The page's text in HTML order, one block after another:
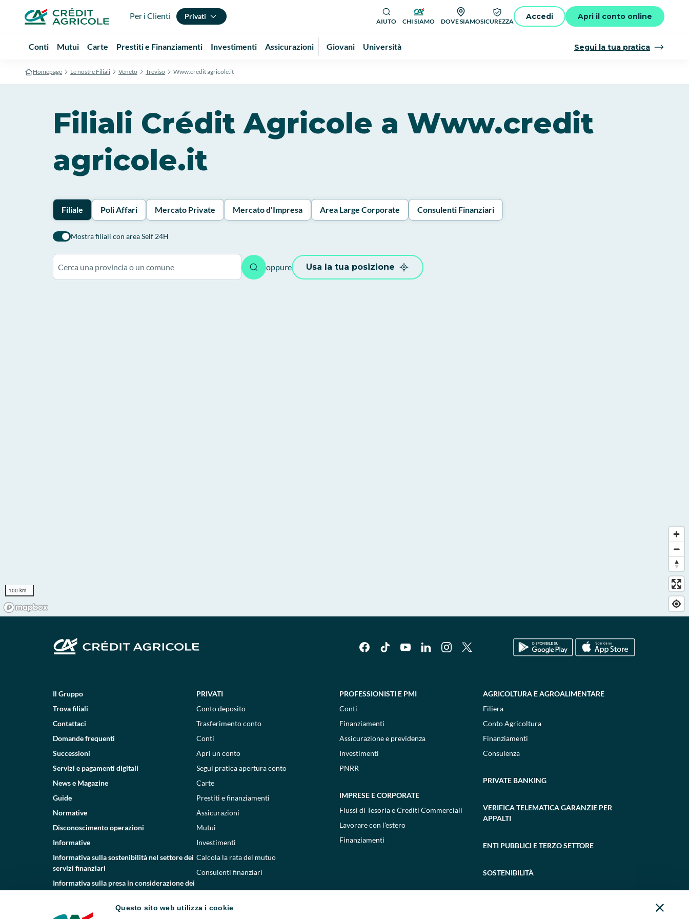
Questo sito web utilizza i cookie
Per i Clienti Privati
AIUTO CHI SIAMO DOVE SIAMOSICUREZZA
Accedi Apri il conto online
Conti Mutui Carte Prestiti e Finanziamenti Investimenti Assicurazioni Giovani Università Segui la tua pratica
Homepage Le nostre Filiali Veneto Treviso Www.credit agricole.it
Filiali Crédit Agricole a Www.credit
agricole.it
Filiale Poli Affari Mercato Private Mercato d'Impresa Area Large Corporate Consulenti Finanziari
Mostra filiali con area Self 24H
oppure Usa la tua posizione
100 km
Il Gruppo
Trova filiali
Contattaci
Domande frequenti
Successioni
Servizi e pagamenti digitali
News e Magazine
Guide
Normative
Disconoscimento operazioni
Informative
Informativa sulla sostenibilità nel settore dei
servizi finanziari
Informativa sulla presa in considerazione dei
PRIVATI
Conto deposito
Trasferimento conto
Conti
Apri un conto
Segui pratica apertura conto
Carte
Prestiti e finanziamenti
Assicurazioni
Mutui
Investimenti
Calcola la rata del mutuo
Consulenti finanziari
PROFESSIONISTI E PMI
Conti
Finanziamenti
Assicurazione e previdenza
Investimenti
PNRR
IMPRESE E CORPORATE
Flussi di Tesoria e Crediti Commerciali
Lavorare con l'estero
Finanziamenti
AGRICOLTURA E AGROALIMENTARE
Filiera
Conto Agricoltura
Finanziamenti
Consulenza
PRIVATE BANKING
VERIFICA TELEMATICA GARANZIE PER
APPALTI
ENTI PUBBLICI E TERZO SETTORE
SOSTENIBILITÀ